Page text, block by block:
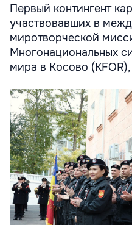
Первый контингент
участвовавших в
миротворческой
Многонациональных
мира в Косово